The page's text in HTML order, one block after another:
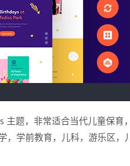
主题，非常适合当代儿童保育
学前教育，儿科，游乐区，